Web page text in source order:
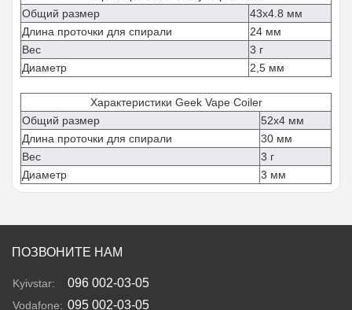
Общий размер
43x4.8 мм
Длина проточки для спирали
24 мм
Вес
3 г
Диаметр
2,5 мм
Характеристики Geek Vape Coiler
Общий размер
52x4 мм
Длина проточки для спирали
30 мм
Вес
3 г
Диаметр
3 мм
ПОЗВОНИТЕ НАМ
Kyivstar: 096 002-03-05
Vodafone: 095 002-03-05